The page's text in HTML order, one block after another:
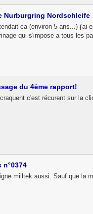
Nurburgring Nordschleife
ca (environ 5 ans...)
qui s'impose a tous les
du 4ème rapport!
c'est récurent sur la
n°0374
milltek aussi. Sauf que la